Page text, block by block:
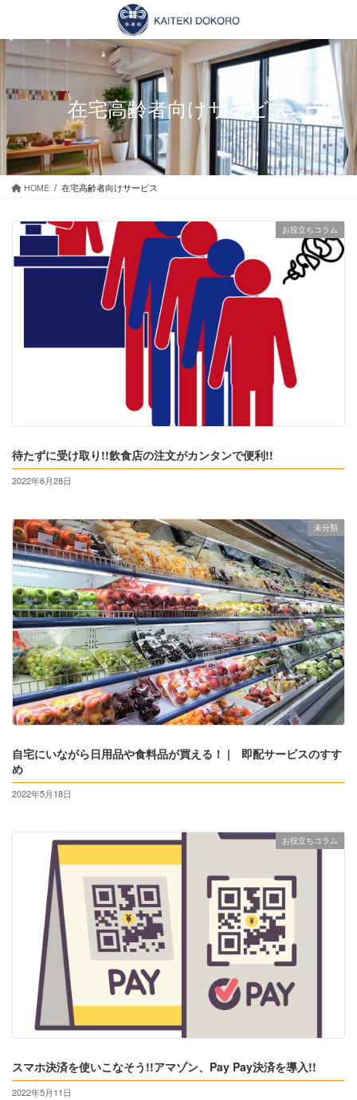
テ
ン
に
ゲ
ー
ョ
移
動
在宅高齢者向けサービス
HOME 在宅高齢者向けサービス
お役立ちコラム
待たずに受け取り!!飲食店の注文がカンタンで便利!!
2022年6月28日
未分類
自宅にいながら日用品や食料品が買える！ | 即配サービスのすす
め
2022年5月18日
お役立ちコラム
スマホ決済を使いこなそう!!アマゾン、Pay Pay決済を導入!!
2022年5月11日